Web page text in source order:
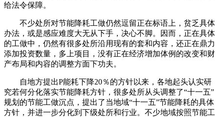
给法令保障。
不少处所对节能降耗工做仍然逗留正在标语上，贫乏具体
办法，或是感应难度大无从下手，决心不脚。因而，正在具体
的工做中，仍然有很多处所沿用现有的套和内容，还正在鼎力
添加投资数量，多上项目，没有正在经济增加体例的改变和财
产布局和内容的调整方面下功夫。
自地方提出P能耗下降20％的方针以来，各地起头认实研
究若何分化落实节能降耗方针，很多处所从头调整了“十一五”
规划的节能工做沉点，提出了当地域“十一五”节能降耗的具体
方针，并进一步分化到下级处所和行业。不少地域按照节能工